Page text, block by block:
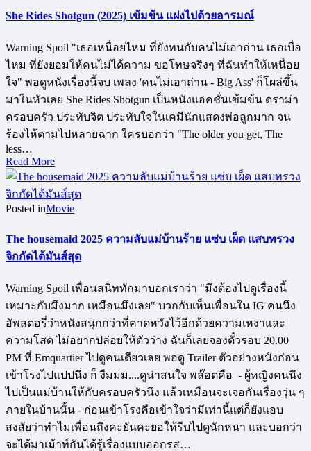
She Rides Shotgun (2025) เข้มข้น แฝงไปด้วยอารมณ์
Warning Spoil "เธอเหนื่อยไหม ที่ยังทนกับคนไม่เอาถ่าน เธอเบื่อ
ไหม ที่ยังยอมให้คนไม่ได้ความ ขอโทษจริงๆ ที่ฉันทำให้เหนื่อย
ใจ" พอดูหนังเรื่องนี้จบ เพลง 'คนไม่เอาถ่าน - Big Ass' ก็โผล่ขึ้น
มาในหัวเลย She Rides Shotgun เป็นหนังแอคชั่นเข้มข้น ดราม่า
ครอบครัว ประทับจิต ประทับใจในเคมีนักแสดงพ่อลูกมาก จน
ร้องไห้ตามไปหลายฉาก ใครบอกว่า "The older you get, The
less…
Read More
Posted inMovie
The housemaid 2025 ความลับแม่บ้านร้าย แซ่บ เผ็ด แสบทรวง
จิกกัดได้มันส์สุด
Warning Spoil เพื่อนสนิททักมาบอกเราว่า "มึงต้องไปดูเรื่องนี้
เหมาะกับมึงมาก เหมือนมึงเลย" บวกกับเห็นเพื่อนใน IG คนนึง
อัพสตอรี่ว่าหนังสนุกกว่าที่คาดหวังไว้อีกด้วยความเหงาและ
ความโสด ไม่อยากปล่อยให้ตัวว่าง ฉันก็เลยจองตั๋วรอบ 20.00
PM ที่ Emquartier ไปดูคนเดียวเลย พอดู Trailer ตัวอย่างหนังก่อน
เข้าโรงไปแปปนึง ก็ งืมมม....ดูน่าสนใจ พล๊อตคือ - ผู้หญิงคนนึง
ไปเป็นแม่บ้านให้กับครอบครัวนึง แล้วเหมือนจะเจอกันเรื่องวุ่น ๆ
ภายในบ้านนั้น - ก่อนเข้าโรงคือเข้าใจว่ามีเท่านี้แต่ก็ยังแอบ
สงสัยว่าทำไมเพื่อนถึงคะยันคะยอให้รีบไปดูนักหนา และบอกว่า
จะได้มาเม้าท์กันได้รู้เรื่องแบบออกรส…